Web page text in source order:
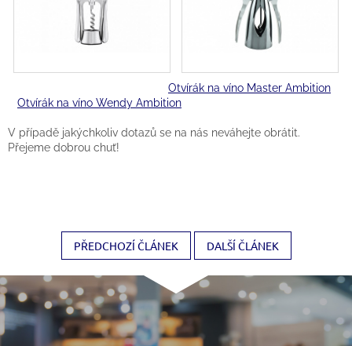
Otvírák na víno Master Ambition
Otvírák na víno Wendy Ambition
V případě jakýchkoliv dotazů se na nás neváhejte obrátit.
Přejeme dobrou chuť!
PŘEDCHOZÍ ČLÁNEK DALŠÍ ČLÁNEK